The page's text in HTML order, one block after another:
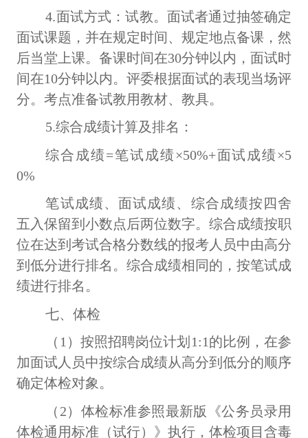
4.面试方式：试教。面试者通过抽签确定
面试课题，并在规定时间、规定地点备课，然
后当堂上课。备课时间在30分钟以内，面试时
间在10分钟以内。评委根据面试的表现当场评
分。考点准备试教用教材、教具。
5.综合成绩计算及排名：
综合成绩=笔试成绩×50%+面试成绩×5
0%
笔试成绩、面试成绩、综合成绩按四舍
五入保留到小数点后两位数字。综合成绩按职
位在达到考试合格分数线的报考人员中由高分
到低分进行排名。综合成绩相同的，按笔试成
绩进行排名。
七、体检
（ 1）按照招聘岗位计划1 :1的比例，在参
加面试人员中按综合成绩从高分到低分的顺序
确定体检对象。
（ 2） 体检标准参照最新版《公务员录用
体检通用标准（试行）》执行，体检项目含毒